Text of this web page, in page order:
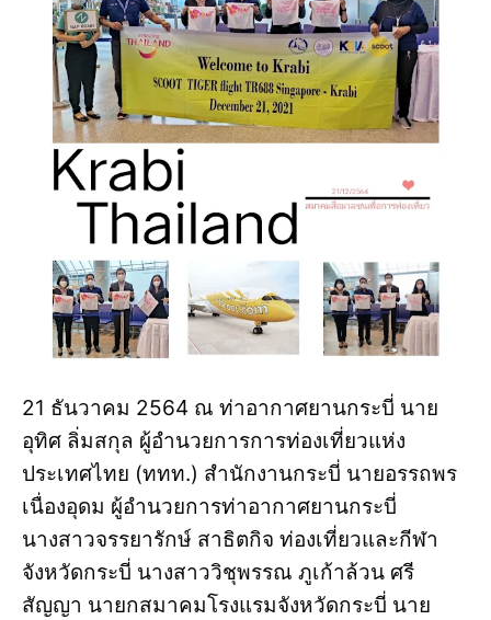
21 ธันวาคม 2564 ณ ท่าอากาศยานกระบี่ นาย
อุทิศ ลิ่มสกุล ผู้อำนวยการการท่องเที่ยวแห่ง
ประเทศไทย (ททท.) สำนักงานกระบี่ นายอรรถพร
เนื่องอุดม ผู้อำนวยการท่าอากาศยานกระบี่
นางสาวจรรยารักษ์ สาธิตกิจ ท่องเที่ยวและกีฬา
จังหวัดกระบี่ นางสาววิชุพรรณ ภูเก้าล้วน ศรี
สัญญา นายกสมาคมโรงแรมจังหวัดกระบี่ นาย